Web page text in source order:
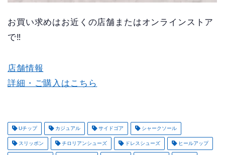
お買い求めはお近くの店舗またはオンラインストア
で‼
店舗情報
詳細・ご購入はこちら
Uチップ カジュアル サイドゴア シャークソール
スリッポン チロリアンシューズ ドレスシューズ ヒールアップ